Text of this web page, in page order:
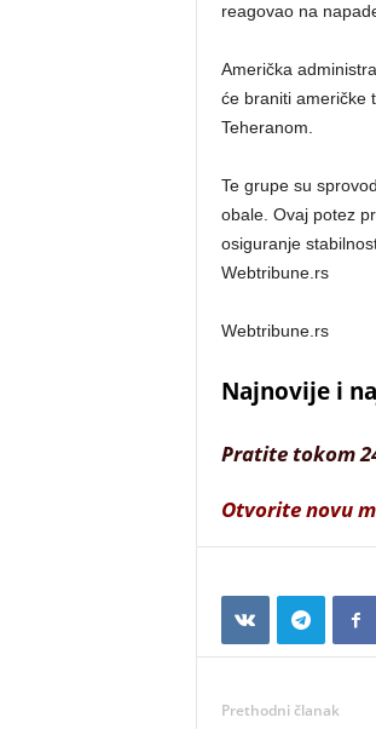
reagovao na
Američka
će braniti američke
Teheranom.
Te grupe su
obale. Ovaj potez
osiguranje
Webtribune.rs
Webtribune.rs
Najnovije i
Pratite tokom
Otvorite novu
Prethodni članak